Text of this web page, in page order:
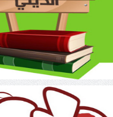
الطب النفسي الديني